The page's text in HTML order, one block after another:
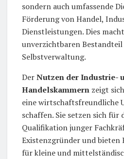
sondern auch umfassende
Förderung von Handel,
Dienstleistungen. Dies
unverzichtbaren
Selbstverwaltung.
DerNutzen der Industrie-
Handelskammern zeigt
eine wirtschaftsfreundliche
schaffen. Sie setzen sich für
Qualifikation junger
Existenzgründer und bieten
für kleine und